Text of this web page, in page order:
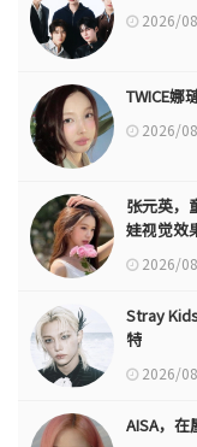
2026/
TWICE娜
2026/
张元英，
娃视觉效
2026/
Stray
特
2026/
AISA，